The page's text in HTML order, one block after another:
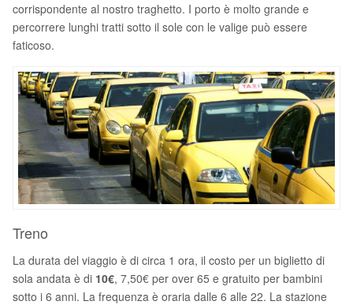
corrispondente al nostro traghetto. I porto è molto grande e
percorrere lunghi tratti sotto il sole con le valige può essere
faticoso.
Treno
La durata del viaggio è di circa 1 ora, il costo per un biglietto di
sola andata è di 10€, 7,50€ per over 65 e gratuito per bambini
sotto i 6 anni. La frequenza è oraria dalle 6 alle 22. La stazione